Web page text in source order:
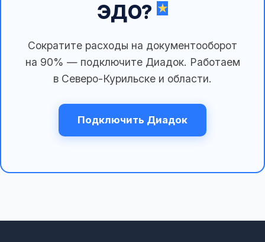
ЭДО?
Сократите расходы на документооборот
на 90% — подключите Диадок. Работаем
в Северо-Курильске и области.
Подключить Диадок